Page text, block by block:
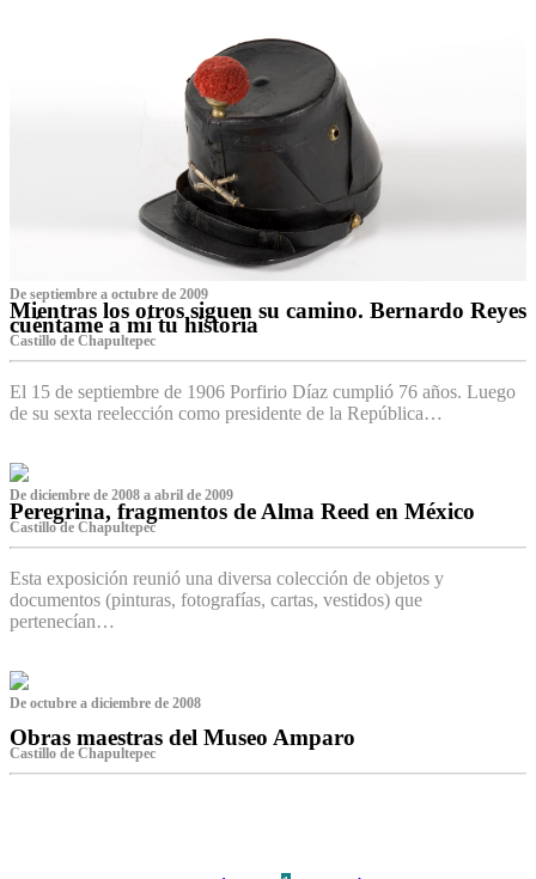
De septiembre a octubre de 2009
Mientras los otros siguen su camino. Bernardo Reyes
cuéntame a mí tu historia
Castillo de Chapultepec
El 15 de septiembre de 1906 Porfirio Díaz cumplió 76 años. Luego
de su sexta reelección como presidente de la República…
De diciembre de 2008 a abril de 2009
Peregrina, fragmentos de Alma Reed en México
Castillo de Chapultepec
Esta exposición reunió una diversa colección de objetos y
documentos (pinturas, fotografías, cartas, vestidos) que
pertenecían…
De octubre a diciembre de 2008
Obras maestras del Museo Amparo
Castillo de Chapultepec